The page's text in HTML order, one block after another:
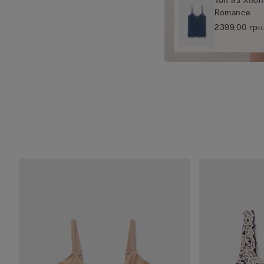
Romance
2399,00